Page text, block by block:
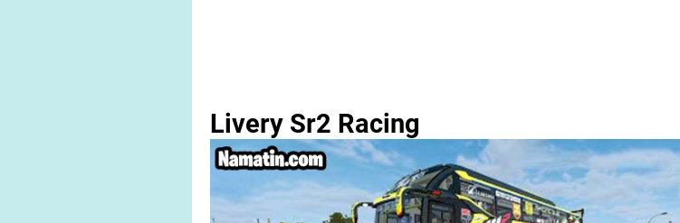
Livery Sr2 Racing